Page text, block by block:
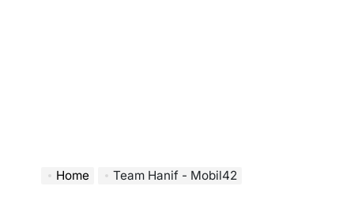
Home Team Hanif - Mobil42